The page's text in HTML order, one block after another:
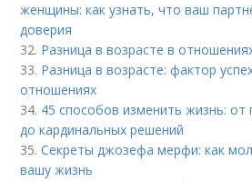
женщины: как узнать, что ваш
доверия
32. Разница в возрасте в
33. Разница в возрасте: фактор
отношениях
34. 45 способов изменить жизнь: от
до кардинальных решений
35.Секреты джозефа мерфи: как
вашу жизнь